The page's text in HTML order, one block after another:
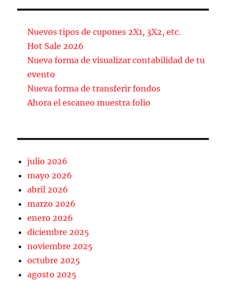
b
o
o
k
a
ir
Nuevos tipos de cupones 2X1, 3X2, etc.
Hot Sale 2026
Nueva forma de visualizar contabilidad de tu
evento
Nueva forma de transferir fondos
Ahora el escaneo muestra folio
julio 2026
mayo 2026
abril 2026
marzo 2026
enero 2026
diciembre 2025
noviembre 2025
octubre 2025
agosto 2025